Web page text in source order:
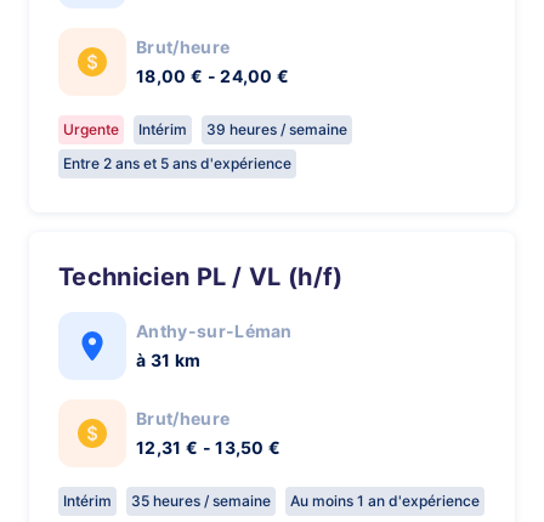
Brut/heure
18,00 € - 24,00 €
Urgente Intérim
39 heures / semaine
Entre 2 ans et 5 ans d'expérience
Technicien PL / VL (h/f)
Anthy-sur-Léman
à 31 km
Brut/heure
12,31 € - 13,50 €
Intérim 35 heures / semaine Au moins 1 an d'expérience